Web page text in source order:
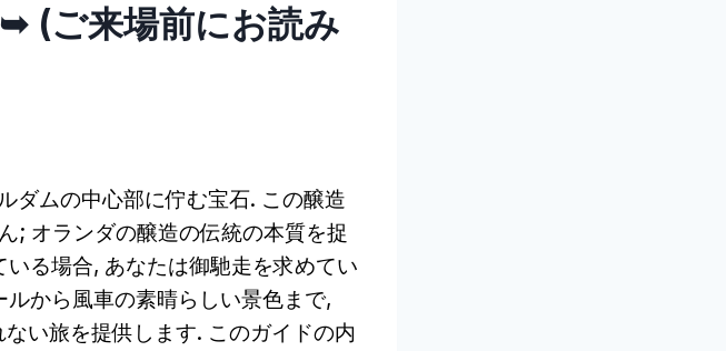
(ご来場前にお読み
ダムの中心部に佇む宝石. この醸造
; オランダの醸造の伝統の本質を捉
る場合, あなたは御馳走を求めてい
から風車の素晴らしい景色まで,
い旅を提供します. このガイドの内